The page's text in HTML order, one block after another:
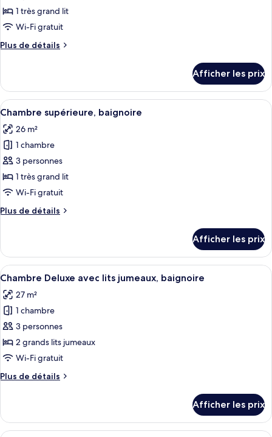
ce
type
chambre :
1 très grand lit
Wi-Fi gratuit
Plus de détails
Plus
Chambre
Deluxe
Afficher les prix
Afficher
toutes
les
photos
pour
ce
type
chambre :
baignoire
Une chambre d’hôtel avec un
4
Chambre supérieure, baignoire
26 m²
1 chambre
3 personnes
1 très grand lit
Wi-Fi gratuit
Plus de détails
Plus
Chambre
supérieure,
baignoire
Afficher les prix
Afficher
toutes
les
photos
pour
ce
type
chambre :
avec
Une chambre d’hôtel avec deux lits,
4
Chambre Deluxe avec lits jumeaux, baignoire
27 m²
1 chambre
3 personnes
2 grands lits jumeaux
Wi-Fi gratuit
Plus de détails
Plus
Chambre
Deluxe
Afficher les prix
Une chambre d’hôtel avec deux lits,